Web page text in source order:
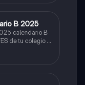
B 2025
calendario B
de tu colegio y
aquella